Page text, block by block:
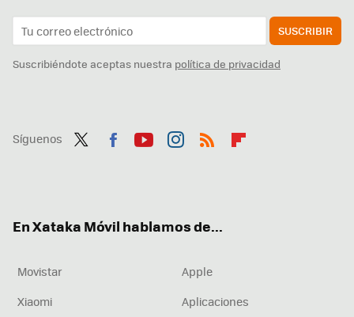
SUSCRIBIR
Suscribiéndote aceptas nuestra política de privacidad
Síguenos
En Xataka Móvil hablamos de...
Movistar
Apple
Xiaomi
Aplicaciones